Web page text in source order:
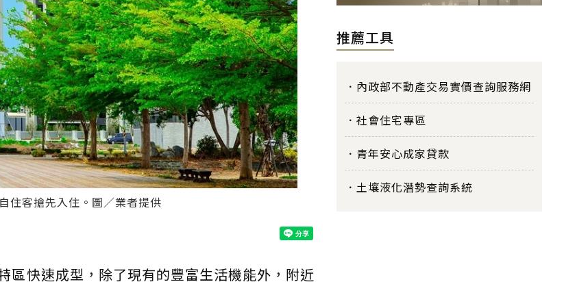
住客搶先入住。圖／業者提供
區快速成型，除了現有的豐富生活機能外，附近
推薦工具
內政部不動產交易實價查詢服務網
社會住宅專區
青年安心成家貸款
土壤液化潛勢查詢系統